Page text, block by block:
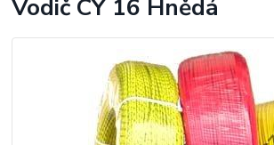
Vodič CY 16 Hnědá